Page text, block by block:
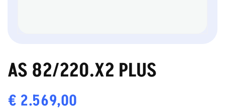
AS 82/220.X2 PLUS
€ 2.569,00